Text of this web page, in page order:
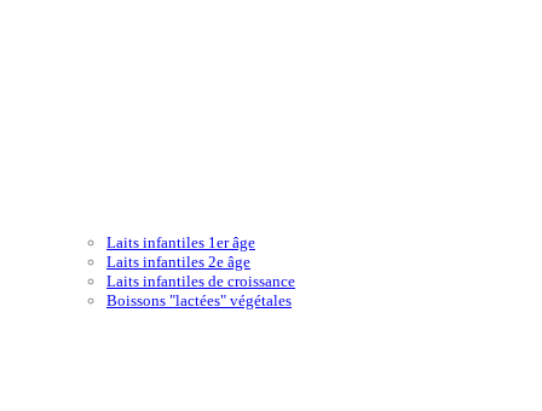
Laits infantiles 1er âge
Laits infantiles 2e âge
Laits infantiles de croissance
Boissons "lactées" végétales